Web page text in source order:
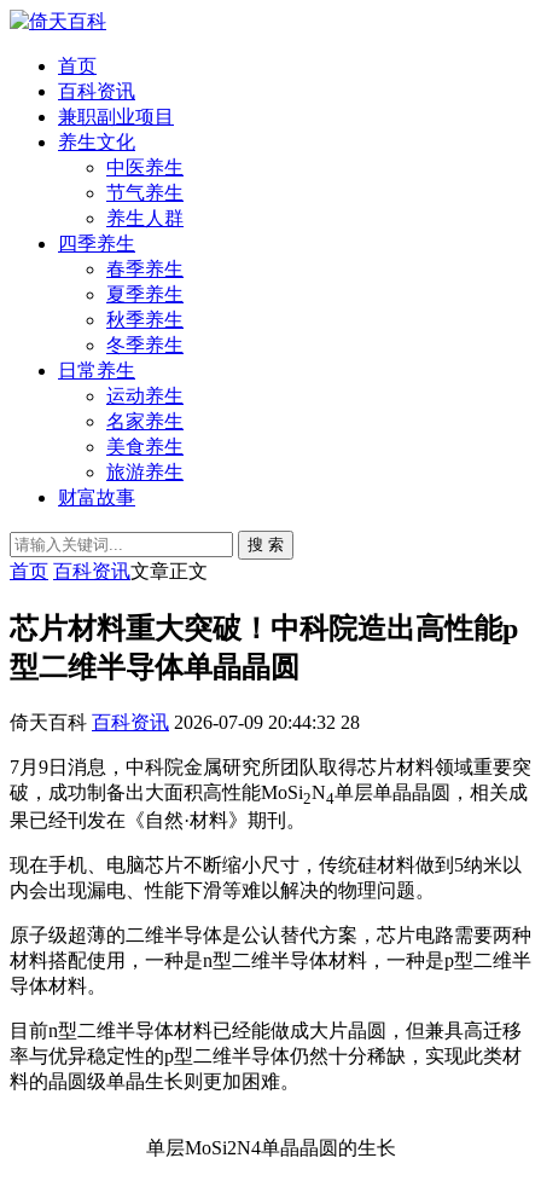
首页
百科资讯
兼职副业项目
养生文化
中医养生
节气养生
养生人群
四季养生
春季养生
夏季养生
秋季养生
冬季养生
日常养生
运动养生
名家养生
美食养生
旅游养生
财富故事
搜 索
首页 百科资讯文章正文
芯片材料重大突破！中科院造出高性能p
型二维半导体单晶晶圆
倚天百科 百科资讯 2026-07-09 20:44:32 28
7月9日消息，中科院金属研究所团队取得芯片材料领域重要突
破，成功制备出大面积高性能MoSi2N4单层单晶晶圆，相关成
果已经刊发在《自然·材料》期刊。
现在手机、电脑芯片不断缩小尺寸，传统硅材料做到5纳米以
内会出现漏电、性能下滑等难以解决的物理问题。
原子级超薄的二维半导体是公认替代方案，芯片电路需要两种
材料搭配使用，一种是n型二维半导体材料，一种是p型二维半
导体材料。
目前n型二维半导体材料已经能做成大片晶圆，但兼具高迁移
率与优异稳定性的p型二维半导体仍然十分稀缺，实现此类材
料的晶圆级单晶生长则更加困难。
单层MoSi2N4单晶晶圆的生长